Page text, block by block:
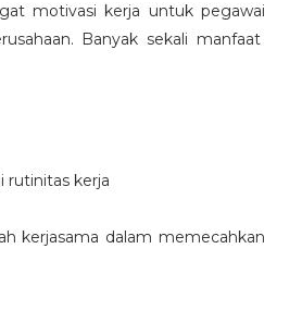
motivasi kerja untuk pegawai
Banyak sekali manfaat
kerja
kerjasama dalam memecahkan